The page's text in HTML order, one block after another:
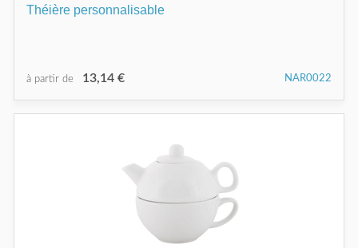
Théière personnalisable
à partir de 13,14 € NAR0022